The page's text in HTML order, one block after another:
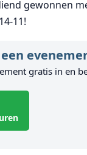
gewonnen
11!
gratis in en